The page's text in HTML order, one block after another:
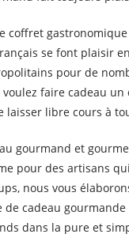
coffret
se font plaisir
pour de
faire cadeau
laisser libre cours à
gourmand et
pour des artisans
nous vous
de cadeau
dans la pure et